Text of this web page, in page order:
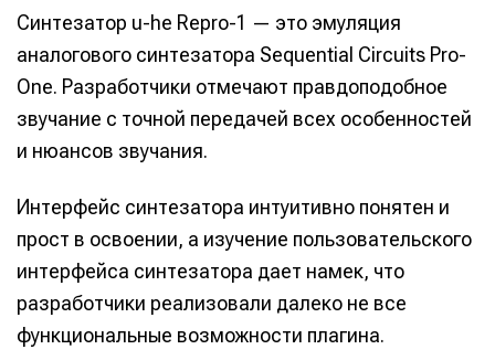
Синтезатор u-he Repro-1 — это эмуляция
аналогового синтезатора Sequential Circuits Pro-
One. Разработчики отмечают правдоподобное
звучание с точной передачей всех особенностей
и нюансов звучания.
Интерфейс синтезатора интуитивно понятен и
прост в освоении, а изучение пользовательского
интерфейса синтезатора дает намек, что
разработчики реализовали далеко не все
функциональные возможности плагина.